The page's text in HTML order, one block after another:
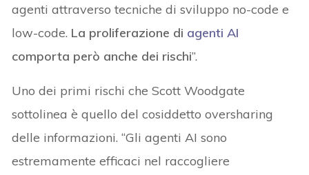
agenti attraverso tecniche di sviluppo no-code e
low-code. La proliferazione di agenti AI
comporta però anche dei rischi”.
Uno dei primi rischi che Scott Woodgate
sottolinea è quello del cosiddetto oversharing
delle informazioni. “Gli agenti AI sono
estremamente efficaci nel raccogliere